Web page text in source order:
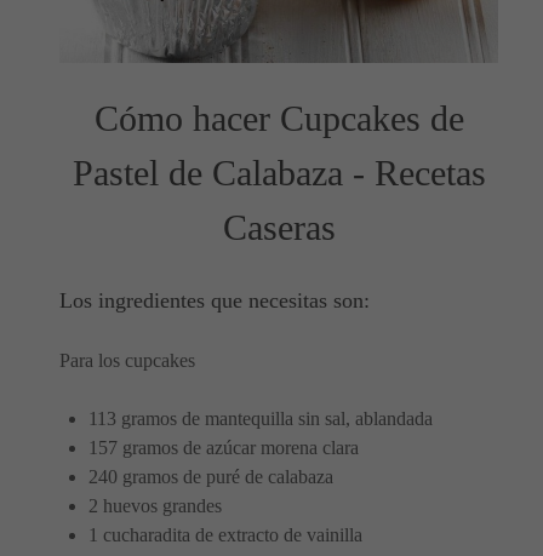
Cómo hacer Cupcakes de
Pastel de Calabaza - Recetas
Caseras
Los ingredientes que necesitas son:
Para los cupcakes
113 gramos de mantequilla sin sal, ablandada
157 gramos de azúcar morena clara
240 gramos de puré de calabaza
2 huevos grandes
1 cucharadita de extracto de vainilla